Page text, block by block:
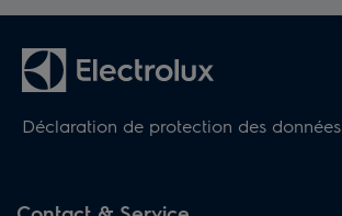
Déclaration de protection des données